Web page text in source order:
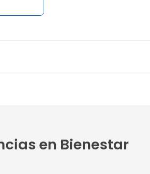
en Bienestar